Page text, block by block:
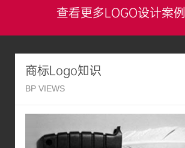
查看更多LOGO设计案例
商标Logo知识
BP VIEWS